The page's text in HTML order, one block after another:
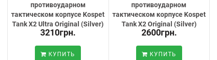
противоударном
тактическом корпусе Kospet
Tank X2 Ultra Original (Silver)
3210грн.
КУПИТЬ
противоударном
тактическом корпусе Kospet
Tank X2 Original (Silver)
2600грн.
КУПИТЬ